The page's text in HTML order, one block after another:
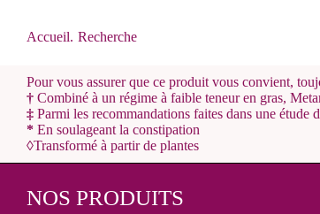
Accueil. Recherche
Pour vous assurer que ce produit vous convient,
† Combiné à un régime à faible teneur en gras,
‡ Parmi les recommandations faites dans une étude
* En soulageant la constipation
◊Transformé à partir de plantes
NOS PRODUITS